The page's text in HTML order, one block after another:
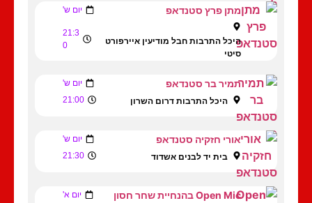
מתן פרץ סטנדאפ יום ש'
היכל התרבות חבל מודיעין איירפורט
סיטי
21:3
0
תמיר בר סטנדאפ יום ש'
היכל התרבות דרום השרון 21:00
אורי חזקיה סטנדאפ יום ש'
בית יד לבנים אשדוד 21:30
Open Mic בהנחיית שחר חסון יום א'